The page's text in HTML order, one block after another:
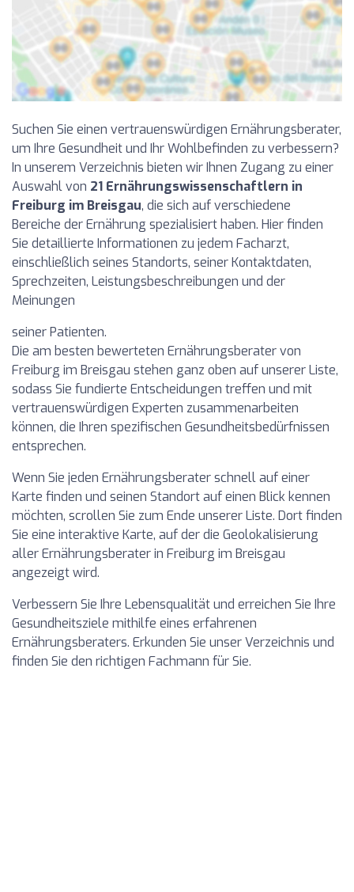
Suchen Sie einen vertrauenswürdigen Ernährungsberater,
um Ihre Gesundheit und Ihr Wohlbefinden zu verbessern?
In unserem Verzeichnis bieten wir Ihnen Zugang zu einer
Auswahl von 21 Ernährungswissenschaftlern in
Freiburg im Breisgau, die sich auf verschiedene
Bereiche der Ernährung spezialisiert haben. Hier finden
Sie detaillierte Informationen zu jedem Facharzt,
einschließlich seines Standorts, seiner Kontaktdaten,
Sprechzeiten, Leistungsbeschreibungen und der
Meinungen
seiner Patienten.
Die am besten bewerteten Ernährungsberater von
Freiburg im Breisgau stehen ganz oben auf unserer Liste,
sodass Sie fundierte Entscheidungen treffen und mit
vertrauenswürdigen Experten zusammenarbeiten
können, die Ihren spezifischen Gesundheitsbedürfnissen
entsprechen.
Wenn Sie jeden Ernährungsberater schnell auf einer
Karte finden und seinen Standort auf einen Blick kennen
möchten, scrollen Sie zum Ende unserer Liste. Dort finden
Sie eine interaktive Karte, auf der die Geolokalisierung
aller Ernährungsberater in Freiburg im Breisgau
angezeigt wird.
Verbessern Sie Ihre Lebensqualität und erreichen Sie Ihre
Gesundheitsziele mithilfe eines erfahrenen
Ernährungsberaters. Erkunden Sie unser Verzeichnis und
finden Sie den richtigen Fachmann für Sie.